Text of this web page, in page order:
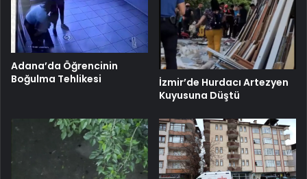
Adana’da Öğrencinin
Boğulma Tehlikesi
İzmir’de Hurdacı Artezyen
Kuyusuna Düştü